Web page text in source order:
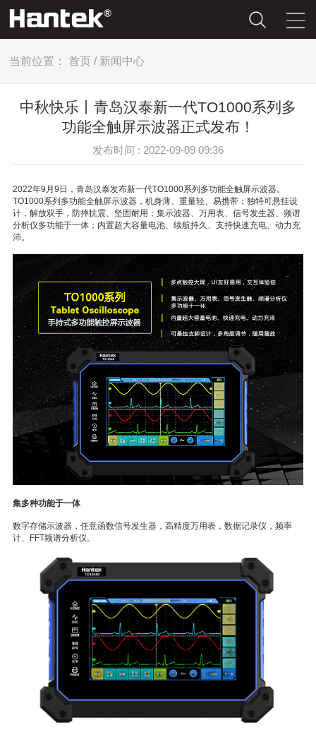
当前位置： 首页 / 新闻中心
中秋快乐丨青岛汉泰新一代TO1000系列多
功能全触屏示波器正式发布！
发布时间 : 2022-09-09 09:36
2022年9月9日，青岛汉泰发布新一代TO1000系列多功能全触屏示波器。
TO1000系列多功能全触屏示波器，机身薄、重量轻、易携带；独特可悬挂设
计，解放双手，防摔抗震、坚固耐用；集示波器、万用表、信号发生器、频谱
分析仪多功能于一体；内置超大容量电池、续航持久、支持快速充电、动力充
沛。
集多种功能于一体
数字存储示波器，任意函数信号发生器，高精度万用表，数据记录仪，频率
计、FFT频谱分析仪。